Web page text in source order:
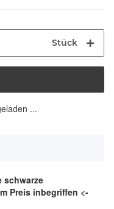
Stück
...
schwarze
Preis inbegriffen <-